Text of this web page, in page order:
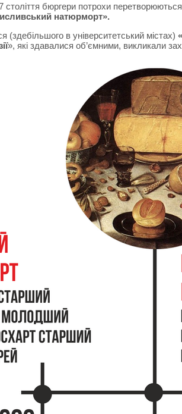
століття бюргери потрохи
натюрморт».
(здебільшого в університетський містах)
», які здавалися об’ємними, викликали